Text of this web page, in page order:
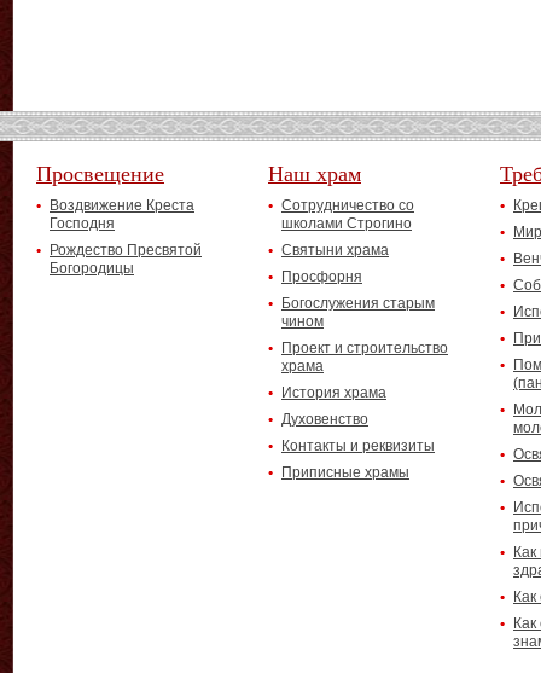
Просвещение
Воздвижение Креста
Господня
Рождество Пресвятой
Богородицы
Наш храм
Сотрудничество со
школами Строгино
Святыни храма
Просфорня
Богослужения старым
чином
Проект и строительство
храма
История храма
Духовенство
Контакты и реквизиты
Приписные храмы
Как
Как